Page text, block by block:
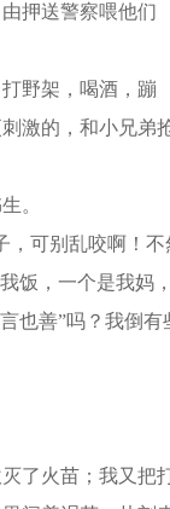
押送警察喂他们
野架，喝酒，蹦
激的，和小兄弟
。
可别乱咬啊！不
饭，一个是我妈
也善”吗？我倒有
了火苗；我又把